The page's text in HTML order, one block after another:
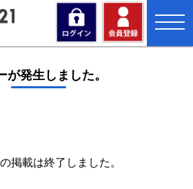
toggle
が発生しました。
掲載は終了しました。